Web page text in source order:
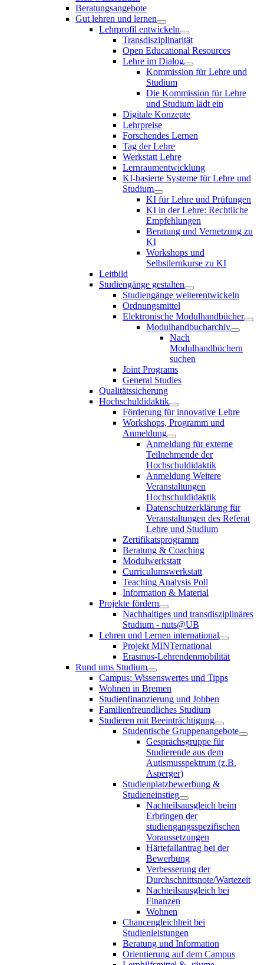
Beratungsangebote
Gut lehren und lernen
Lehrprofil entwickeln
Transdisziplinarität
Open Educational Resources
Lehre im Dialog
Kommission für Lehre und
Studium
Die Kommission für Lehre
und Studium lädt ein
Digitale Konzepte
Lehrpreise
Forschendes Lernen
Tag der Lehre
Werkstatt Lehre
Lernraumentwicklung
KI-basierte Systeme für Lehre und
Studium
KI für Lehre und Prüfungen
KI in der Lehre: Rechtliche
Empfehlungen
Beratung und Vernetzung zu
KI
Workshops und
Selbstlernkurse zu KI
Leitbild
Studiengänge gestalten
Studiengänge weiterentwickeln
Ordnungsmittel
Elektronische Modulhandbücher
Modulhandbucharchiv
Nach
Modulhandbüchern
suchen
Joint Programs
General Studies
Qualitätssicherung
Hochschuldidaktik
Förderung für innovative Lehre
Workshops, Programm und
Anmeldung
Anmeldung für externe
Teilnehmende der
Hochschuldidaktik
Anmeldung Weitere
Veranstaltungen
Hochschuldidaktik
Datenschutzerklärung für
Veranstaltungen des Referat
Lehre und Studium
Zertifikatsprogramm
Beratung & Coaching
Modulwerkstatt
Curriculumswerkstatt
Teaching Analysis Poll
Information & Material
Projekte fördern
Nachhaltiges und transdisziplinäres
Studium - nuts@UB
Lehren und Lernen international
Projekt MINTernational
Erasmus-Lehrendenmobilität
Rund ums Studium
Campus: Wissenswertes und Tipps
Wohnen in Bremen
Studienfinanzierung und Jobben
Familienfreundliches Studium
Studieren mit Beeinträchtigung
Studentische Gruppenangebote
Gesprächsgruppe für
Studierende aus dem
Autismusspektrum (z.B.
Asperger)
Studienplatzbewerbung &
Studieneinstieg
Nachteilsausgleich beim
Erbringen der
studiengangsspezifischen
Voraussetzungen
Härtefallantrag bei der
Bewerbung
Verbesserung der
Durchschnittsnote/Wartezeit
Nachteilsausgleich bei
Finanzen
Wohnen
Chancengleichheit bei
Studienleistungen
Beratung und Information
Orientierung auf dem Campus